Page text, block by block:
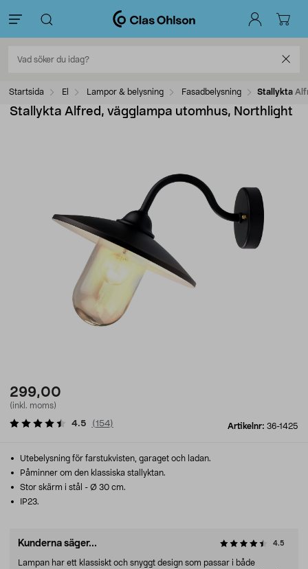
Startsida El Lampor & belysning Fasadbelysning Stallykta
Stallykta Alfred, vägglampa utomhus, Northlight
299,00
(inkl. moms)
Artikelnr: 36-1425
4.5 (154)
Utebelysning för farstukvisten, garaget och ladan.
Påminner om den klassiska stallyktan.
Stor skärm i stål - Ø 30 cm.
IP23.
Kunderna säger... 4.5
Lampan har ett klassiskt och snyggt design som passar i både